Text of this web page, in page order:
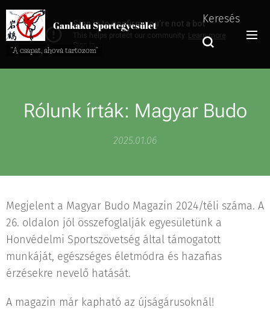
Gankaku Sportegyesület
"A csapat, ahová tartozom"
Keresés
Rólunk írták: Magyar Budo
2025.01.06
Megjelent a Magyar Budo Magazin 2024/téli száma. A
26. oldalon jól összefoglalják egyesületünk a
Honvédelmi Sportszövetség által támogatott
munkáját, egészséges életmódra és hazafias
érzésekre nevelő hatását.
A magazin már kapható az újságárusoknál!